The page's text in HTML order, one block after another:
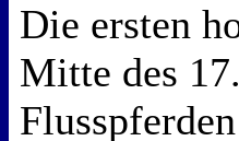
Die ersten
Mitte des